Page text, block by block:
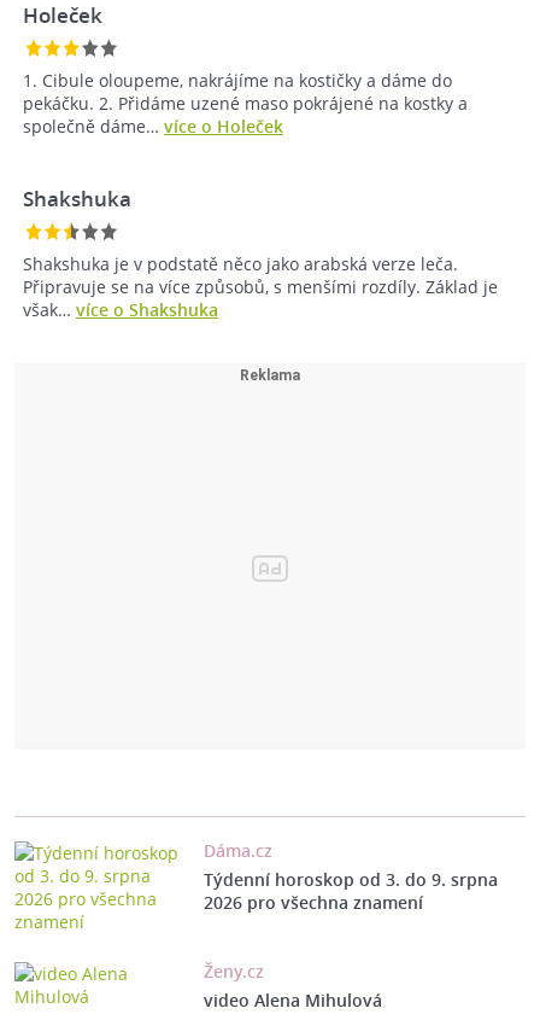
Holeček
1. Cibule oloupeme, nakrájíme na kostičky a dáme do
pekáčku. 2. Přidáme uzené maso pokrájené na kostky a
společně dáme… více o Holeček
Shakshuka
Shakshuka je v podstatě něco jako arabská verze leča.
Připravuje se na více způsobů, s menšími rozdíly. Základ je
však… více o Shakshuka
Dáma.cz
Týdenní horoskop od 3. do 9. srpna
2026 pro všechna znamení
Ženy.cz
video Alena Mihulová